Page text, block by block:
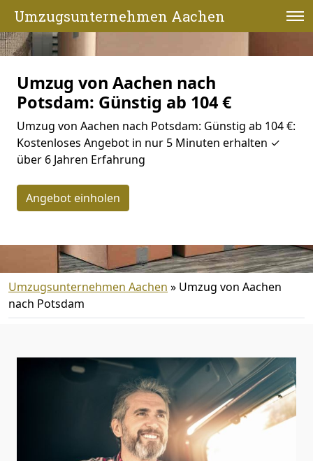
Umzugsunternehmen Aachen
Umzug von Aachen nach
Potsdam: Günstig ab 104 €
Umzug von Aachen nach Potsdam: Günstig ab 104 €:
Kostenloses Angebot in nur 5 Minuten erhalten ✓
über 6 Jahren Erfahrung
Angebot einholen
Umzugsunternehmen Aachen » Umzug von Aachen
nach Potsdam